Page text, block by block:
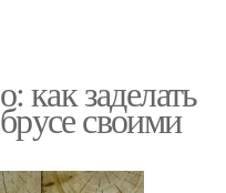
как заделать
своими